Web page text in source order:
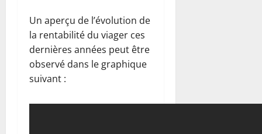
Un aperçu de l’évolution de
la rentabilité du viager ces
dernières années peut être
observé dans le graphique
suivant :